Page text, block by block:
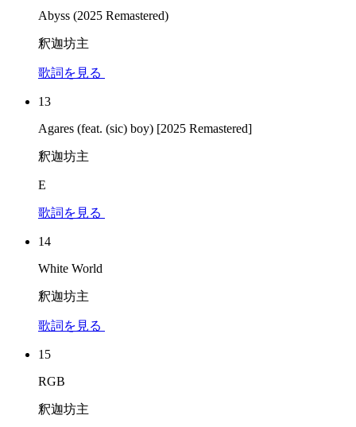
Abyss (2025 Remastered)
釈迦坊主
歌詞を見る
13
Agares (feat. (sic) boy) [2025 Remastered]
釈迦坊主
E
歌詞を見る
14
White World
釈迦坊主
歌詞を見る
15
RGB
釈迦坊主